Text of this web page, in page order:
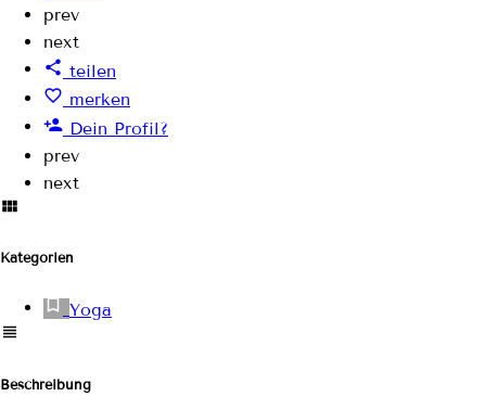
prev
next
teilen
merken
Dein Profil?
prev
next
Kategorien
Yoga
Beschreibung